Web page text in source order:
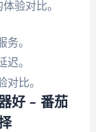
验对比。
。
。
比。
好 – 番茄